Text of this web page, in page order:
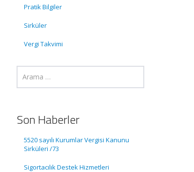
Pratik Bilgiler
Sirküler
Vergi Takvimi
Son Haberler
5520 sayılı Kurumlar Vergisi Kanunu
Sirküleri /73
Sigortacılık Destek Hizmetleri